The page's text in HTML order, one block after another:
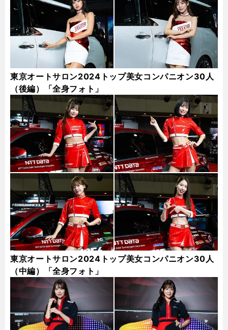
東京オートサロン2024トップ美女コンパニオン30人
（後編）「全身フォト」
東京オートサロン2024トップ美女コンパニオン30人
（中編）「全身フォト」